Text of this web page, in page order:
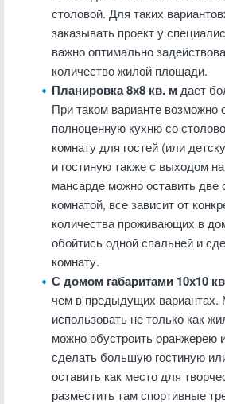
столовой. Для таких
заказывать проект у
важно оптимально
количество жилой площади.
Планировка 8х8 кв. м дает
При таком варианте возможно
полноценную кухню со
комнату для гостей (или
и гостиную также с выходом
мансарде можно оставить две
комнатой, все зависит от
количества проживающих в
обойтись одной спальней и
комнату.
С домом габаритами 10х10
чем в предыдущих
использовать не только как
можно обустроить оранжерею
сделать большую гостиную
оставить как место для
разместить там спортивные